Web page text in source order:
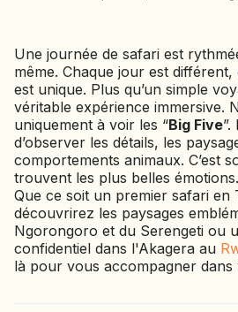
Une journée de safari est
même. Chaque jour est
est unique. Plus qu’un simple
véritable expérience immersive.
uniquement à voir les “Big Five
d’observer les détails, les
comportements animaux. C’est
trouvent les plus belles émotions.
Que ce soit un premier safari en
découvrirez les paysages
Ngorongoro et du Serengeti ou
confidentiel dans l'Akagera au
là pour vous accompagner dans